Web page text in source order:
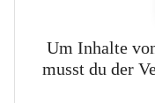
Um Inhalte
musst du der